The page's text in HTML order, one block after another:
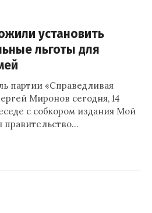
установить
льготы для
партии «Справедливая
Миронов сегодня, 14
с собкором издания Мой
правительство…